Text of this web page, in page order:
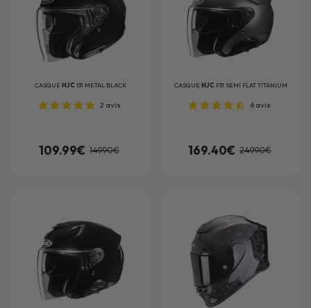
CASQUE HJC I31 METAL BLACK
2 avis
109.99€ 149.90€
CASQUE HJC F31 SEMI FLAT TITANIUM
6 avis
169.40€ 249.90€